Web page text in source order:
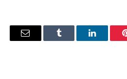
بينتيريستلينكدإن Tumblr
البريد